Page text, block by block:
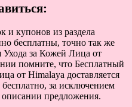
и купонов из раздела
бесплатны, точно так же
за Кожей Лица от
помните, что Бесплатный
от Himalaya доставляется
за исключением
описании предложения.